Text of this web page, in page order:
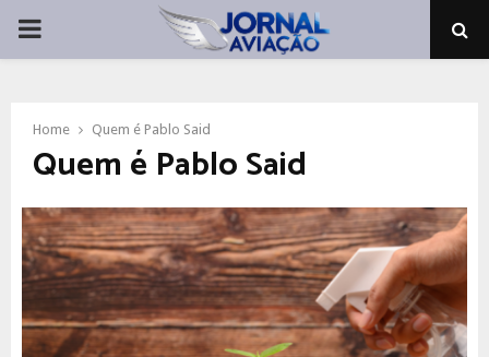
PRIMARY
Home Quem é Pablo Said
Quem é Pablo Said